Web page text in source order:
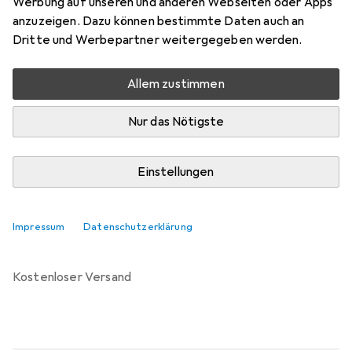
anzuzeigen. Dazu können bestimmte Daten auch an
Dritte und Werbepartner weitergegeben werden.
Allem zustimmen
Nur das Nötigste
Einstellungen
Impressum Datenschutzerklärung
Zwischen Do, 20.8. und Do, 27.8. geliefert
Nur 4 Stück an Lager beim Lieferanten
Benachrichtigen, wenn schneller verfügbar
In den Warenkorb
kostenloser Versand